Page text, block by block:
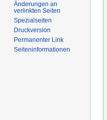
Änderungen an
verlinkten Seiten
Spezialseiten
Druckversion
Permanenter Link
Seiten­­informationen